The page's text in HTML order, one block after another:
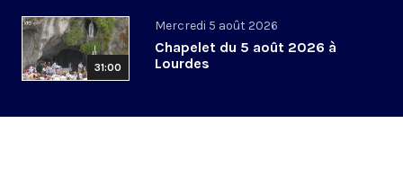
31:00
Mercredi 5 août 2026
Chapelet du 5 août 2026 à
Lourdes